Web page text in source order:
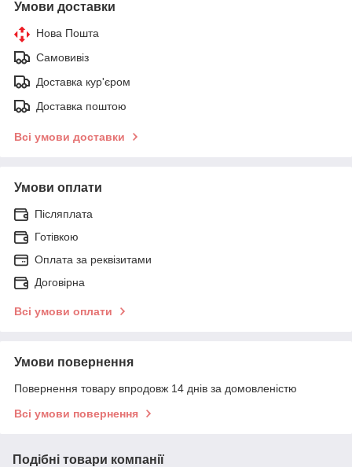
Умови доставки
Нова Пошта
Самовивіз
Доставка кур'єром
Доставка поштою
Всі умови доставки
Умови оплати
Післяплата
Готівкою
Оплата за реквізитами
Договірна
Всі умови оплати
Умови повернення
Повернення товару впродовж 14 днів за домовленістю
Всі умови повернення
Подібні товари компанії